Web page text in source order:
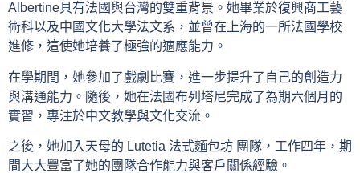
Albertine具有法國與台灣的雙重背景。她畢業於復興商工藝
術科以及中國文化大學法文系，並曾在上海的一所法國學校
進修，這使她培養了極強的適應能力。
在學期間，她參加了戲劇比賽，進一步提升了自己的創造力
與溝通能力。隨後，她在法國布列塔尼完成了為期六個月的
實習，專注於中文教學與文化交流。
之後，她加入天母的 Lutetia 法式麵包坊 團隊，工作四年，期
間大大豐富了她的團隊合作能力與客戶關係經驗。